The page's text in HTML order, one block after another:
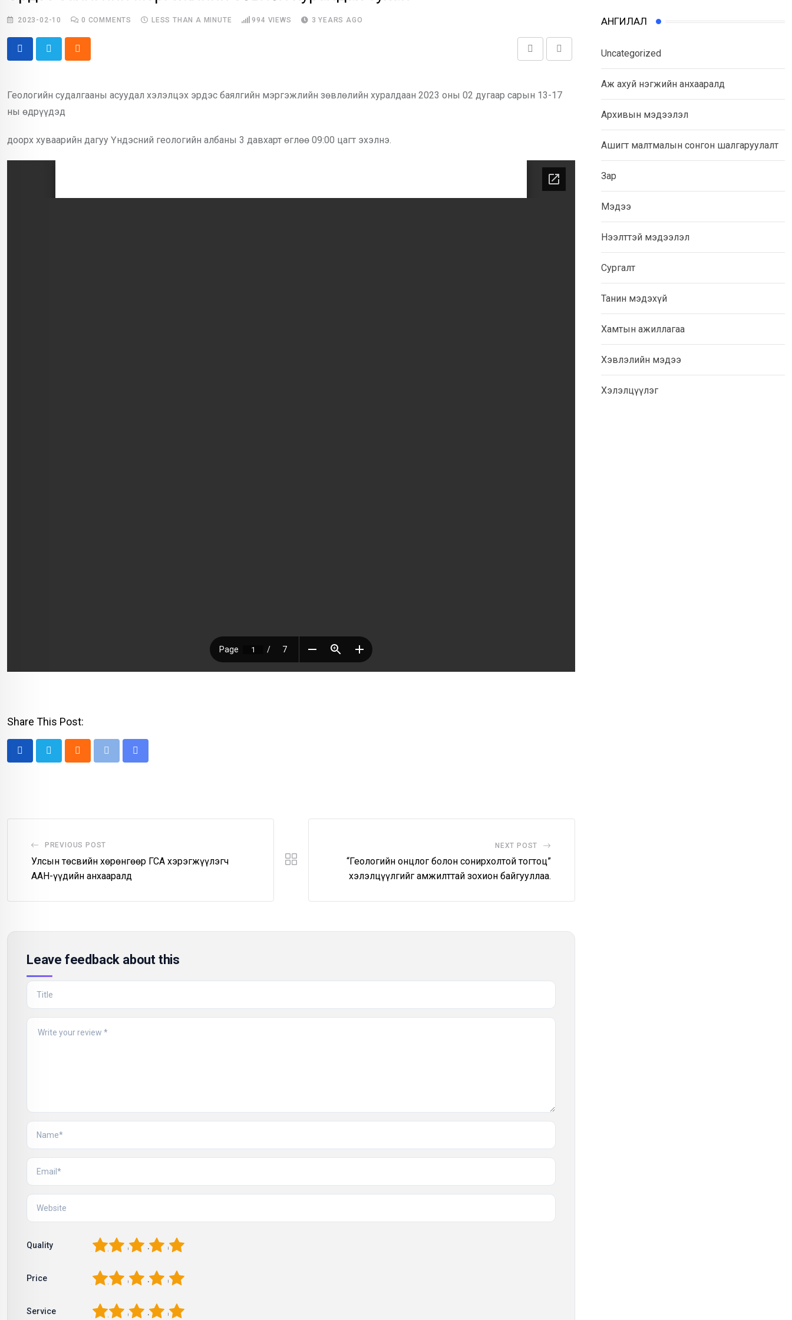
2023-02-10 0 COMMENTS LESS THAN A MINUTE 994 VIEWS 3 YEARS AGO
Email
Геологийн судалгааны асуудал хэлэлцэх эрдэс баялгийн мэргэжлийн зөвлөлийн хуралдаан 2023 оны 02 дугаар сарын 13-17
ны өдрүүдэд
доорх хуваарийн дагуу Үндэсний геологийн албаны 3 давхарт өглөө 09:00 цагт эхэлнэ.
Share This Post:
PREVIOUS POST
Улсын төсвийн хөрөнгөөр ГСА хэрэгжүүлэгч
ААН-үүдийн анхааралд
NEXT POST
“Геологийн онцлог болон сонирхолтой тогтоц”
хэлэлцүүлгийг амжилттай зохион байгууллаа.
Leave feedback about this
Quality 5
4
3
2
Price 5
4
3
2
Service 5
4
3
2
АНГИЛАЛ
Uncategorized
Аж ахуй нэгжийн анхааралд
Архивын мэдээлэл
Ашигт малтмалын сонгон шалгаруулалт
Зар
Мэдээ
Нээлттэй мэдээлэл
Сургалт
Танин мэдэхүй
Хамтын ажиллагаа
Хэвлэлийн мэдээ
Хэлэлцүүлэг